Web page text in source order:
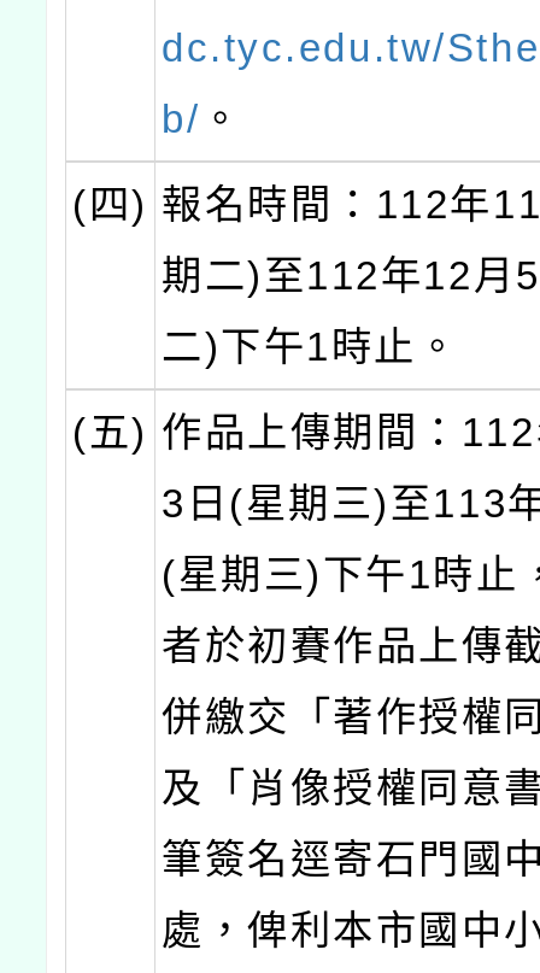
dc.tyc.edu.tw/
b/ 。
(四) 報名時間：112年
期二)至112年12月
二)下午1時止。
(五) 作品上傳期間：
3日(星期三)至113
(星期三)下午1時止
者於初賽作品上傳
併繳交「著作授權
及「肖像授權同意
筆簽名逕寄石門國
處，俾利本市國中